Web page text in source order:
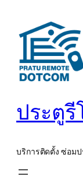
เนื้อหา
ประตู
บริการติดตั้ง ซ่อม